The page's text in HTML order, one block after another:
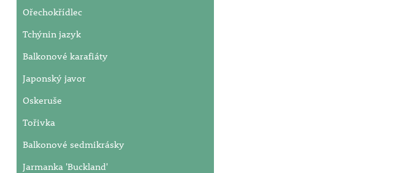
Ořechokřídlec
Tchýnin jazyk
Balkonové karafiáty
Japonský javor
Oskeruše
Tořivka
Balkonové sedmikrásky
Jarmanka 'Buckland'